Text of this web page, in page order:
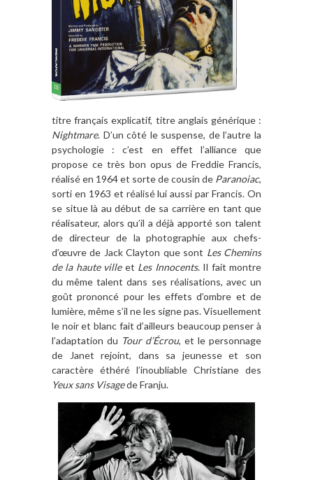
titre français explicatif, titre anglais générique :
Nightmare. D’un côté le suspense, de l’autre la
psychologie : c’est en effet l’alliance que
propose ce très bon opus de Freddie Francis,
réalisé en 1964 et sorte de cousin de Paranoiac,
sorti en 1963 et réalisé lui aussi par Francis. On
se situe là au début de sa carrière en tant que
réalisateur, alors qu’il a déjà apporté son talent
de directeur de la photographie aux chefs-
d’œuvre de Jack Clayton que sont Les Chemins
de la haute villeet Les Innocents. Il fait montre
du même talent dans ses réalisations, avec un
goût prononcé pour les effets d’ombre et de
lumière, même s’il ne les signe pas. Visuellement
le noir et blanc fait d’ailleurs beaucoup penser à
l’adaptation du Tour d’Écrou, et le personnage
de Janet rejoint, dans sa jeunesse et son
caractère éthéré l’inoubliable Christiane des
Yeux sans Visagede Franju.